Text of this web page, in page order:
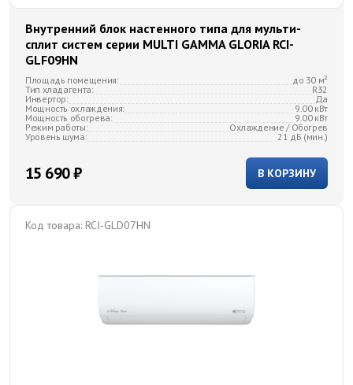
Внутренний блок настенного типа для мульти-
сплит систем серии MULTI GAMMA GLORIA RCI-
GLF09HN
Площадь помещения:
до 30 м²
Тип хладагента:
R32
Инвертор:
Да
Мощность охлаждения:
9.00 кВт
Мощность обогрева:
9.00 кВт
Режим работы:
Охлаждение / Обогрев
Уровень шума:
21 дБ (мин.)
В КОРЗИНУ
15 690 ₽
Код товара: RCI-GLD07HN